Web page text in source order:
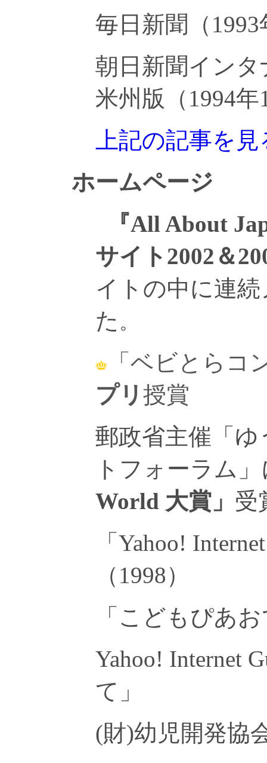
毎日新聞（
朝日新聞イン
米州版（1994
上記の記事を見
ホームページ
『All About
サイト2002＆
イトの中に連
た 。
「ベビとらコ
プリ 授賞
郵政省主催「
トフォーラム
World 大賞」 受
「Yahoo!
（1998）
「こどもぴあ
Yahoo! Internet
て」
(財)幼児開発協